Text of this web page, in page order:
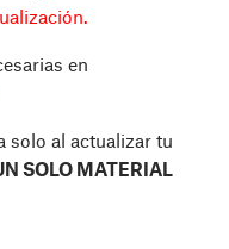
en
solo al actualizar tu
SOLO MATERIAL